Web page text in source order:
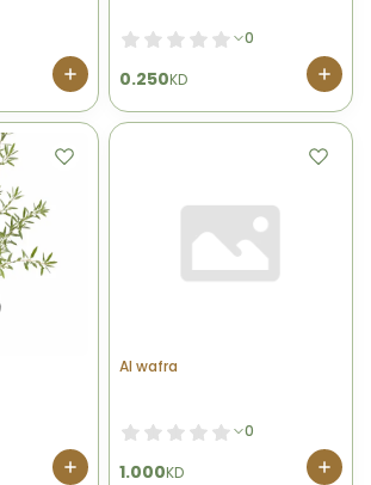
0
0.250KD
Al wafra
0
1.000KD